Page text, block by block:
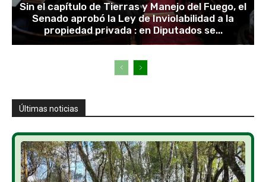
Sin el capítulo de Tierras y Manejo del Fuego, el
Senado aprobó la Ley de Inviolabilidad a la
propiedad privada : en Diputados se...
Últimas noticias